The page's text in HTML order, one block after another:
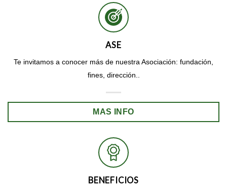
ASE
Te invitamos a conocer más de nuestra Asociación: fundación,
fines, dirección..
MAS INFO
BENEFICIOS